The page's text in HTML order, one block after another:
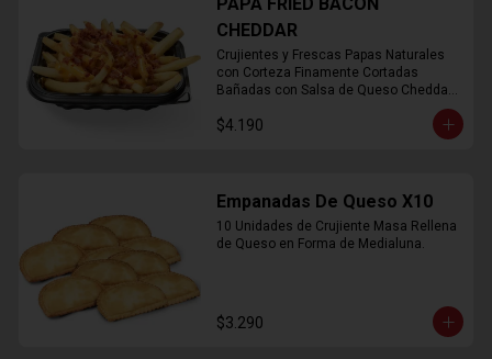
CHEDDAR
Crujientes y Frescas Papas Naturales
con Corteza Finamente Cortadas
Bañadas con Salsa de Queso Cheddar
$4.190
Empanadas De Queso X10
10 Unidades de Crujiente Masa Rellena
de Queso en Forma de Medialuna.
$3.290